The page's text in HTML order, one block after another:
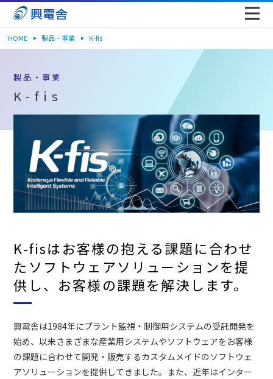
HOME 製品・事業 K-fis
製品・事業
K-fis
K-fisはお客様の抱える課題に合わせ
たソフトウェアソリューションを提
供し、お客様の課題を解決します。
興電舎は1984年にプラント監視・制御用システムの受託開発を
始め、以来さまざまな産業用システムやソフトウェアをお客様
の課題に合わせて開発・販売するカスタムメイドのソフトウェ
アソリューションを提供してきました。また、近年はインター